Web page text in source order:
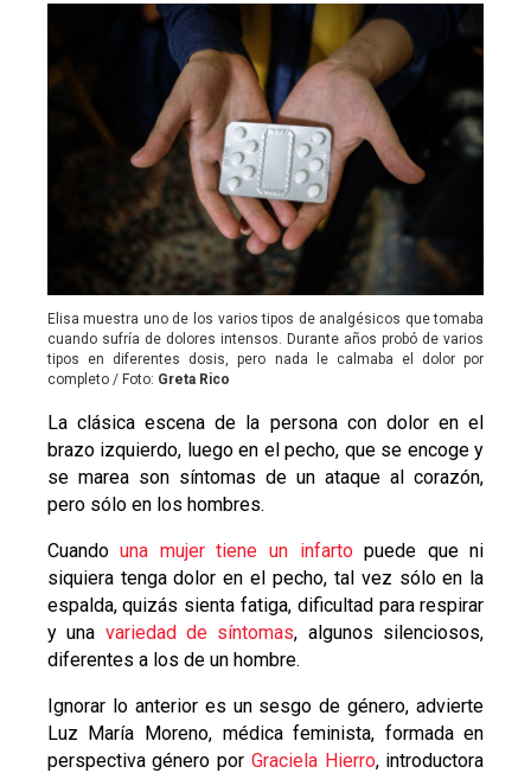
Elisa muestra uno de los varios tipos de analgésicos que tomaba
cuando sufría de dolores intensos. Durante años probó de varios
tipos en diferentes dosis, pero nada le calmaba el dolor por
completo / Foto: Greta Rico
La clásica escena de la persona con dolor en el
brazo izquierdo, luego en el pecho, que se encoge y
se marea son síntomas de un ataque al corazón,
pero sólo en los hombres.
Cuandouna mujer tiene un infartopuede que ni
siquiera tenga dolor en el pecho, tal vez sólo en la
espalda, quizás sienta fatiga, dificultad para respirar
y una variedad de síntomas, algunos silenciosos,
diferentes a los de un hombre.
Ignorar lo anterior es un sesgo de género, advierte
Luz María Moreno, médica feminista, formada en
perspectiva género por Graciela Hierro, introductora